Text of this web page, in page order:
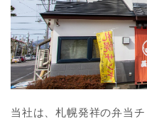
当社は、札幌発祥の弁当